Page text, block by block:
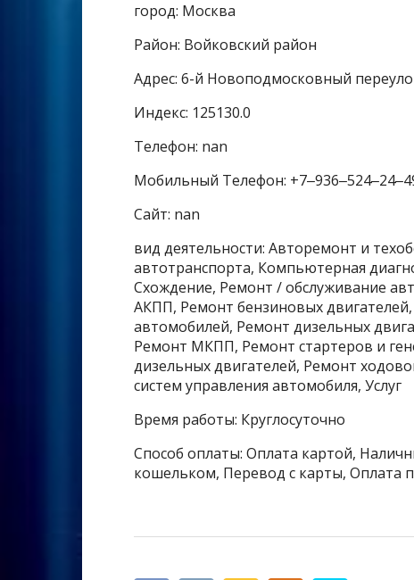
город: Москва
Район: Войковский район
Адрес: 6-й Новоподмосковный
Индекс: 125130.0
Телефон: nan
Мобильный Телефон:
Сайт: nan
вид деятельности: Авторемонт и
автотранспорта, Компьютерная
Схождение, Ремонт / обслуживание
АКПП, Ремонт бензиновых
автомобилей, Ремонт дизельных
Ремонт МКПП, Ремонт стартеров и
дизельных двигателей, Ремонт
систем управления автомобиля, Услуг
Время работы: Круглосуточно
Способ оплаты: Оплата картой,
кошельком, Перевод с карты, Оплата